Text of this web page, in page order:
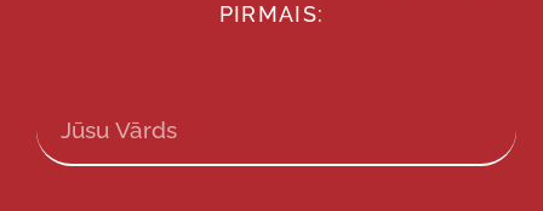
PIRMAIS: